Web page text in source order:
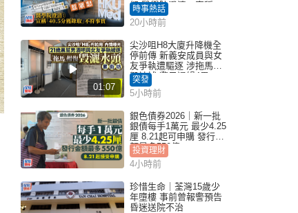
怒 醫學院澄清：宣稱
「40.5分獲錄取」不符事
實｜Juicy叮
時事熱話
20小時前
01:07
尖沙咀H8大廈升降機全
停前傳 新義安成員與女
友爭執遭驅逐 涉拖馬刑
毀被捕 警另通緝4男
突發
5小時前
銀色債券2026｜新一批
銀債每手1萬元 最少4.25
厘 8.21起可申購 發行金
額最多550億
投資理財
4小時前
珍惜生命｜荃灣15歲少
年墮樓 事前曾報警預告
昏迷送院不治